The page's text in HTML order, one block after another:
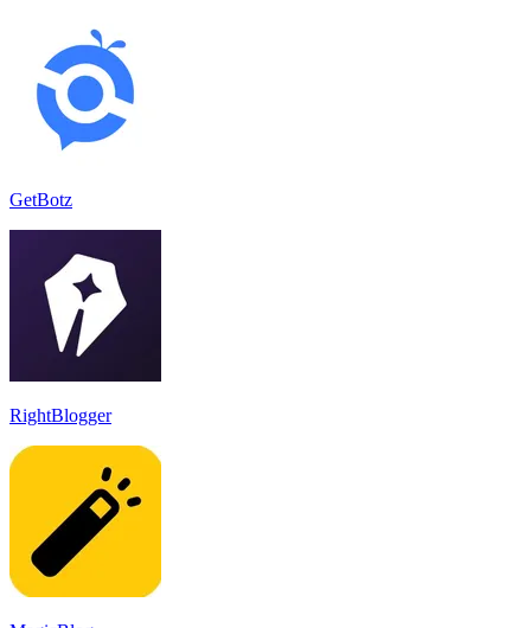
GetBotz
RightBlogger